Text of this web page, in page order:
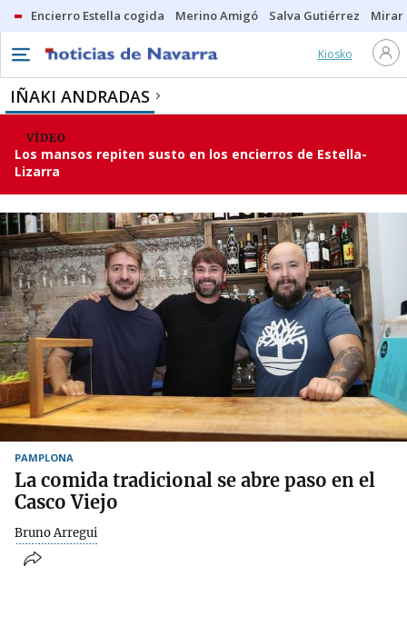
Encierro Estella cogida Merino Amigó Salva Gutiérrez Mirar
Kiosko
IÑAKI ANDRADAS
VÍDEO
Los mansos repiten susto en los encierros de Estella-
Lizarra
PAMPLONA
La comida tradicional se abre paso en el
Casco Viejo
Bruno Arregui